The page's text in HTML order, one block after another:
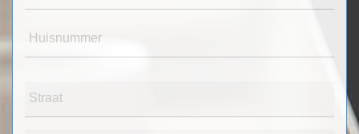
Huisnummer
Straat